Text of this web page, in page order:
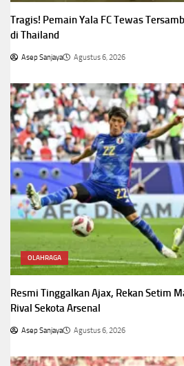
Tragis! Pemain Yala FC Tewas
di Thailand
Asep Sanjaya Agustus 6, 2026
OLAHRAGA
Resmi Tinggalkan Ajax, Rekan Setim
Rival Sekota Arsenal
Asep Sanjaya Agustus 6, 2026